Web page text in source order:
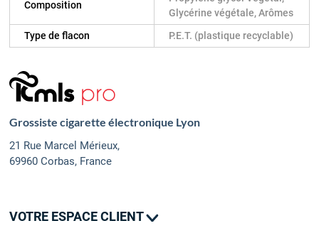
Composition
Glycérine végétale, Arômes
Type de flacon
P.E.T. (plastique recyclable)
Grossiste cigarette électronique Lyon
21 Rue Marcel Mérieux,
69960 Corbas, France
VOTRE ESPACE CLIENT